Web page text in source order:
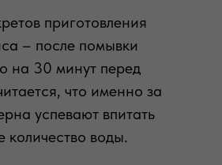
приготовления
– после помывки
на 30 минут перед
что именно за
успевают впитать
количество воды.